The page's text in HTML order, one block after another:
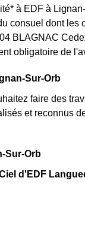
à EDF à
consuel dont les
BLAGNAC
obligatoire de
Sur-Orb
faire des
et reconnus
Sur-Orb
d'EDF